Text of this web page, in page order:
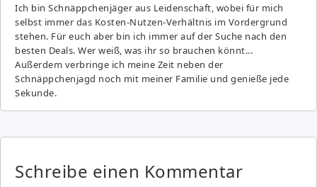
Ich bin Schnäppchenjäger aus Leidenschaft, wobei für mich
selbst immer das Kosten-Nutzen-Verhältnis im Vordergrund
stehen. Für euch aber bin ich immer auf der Suche nach den
besten Deals. Wer weiß, was ihr so brauchen könnt...
Außerdem verbringe ich meine Zeit neben der
Schnäppchenjagd noch mit meiner Familie und genieße jede
Sekunde.
Schreibe einen Kommentar